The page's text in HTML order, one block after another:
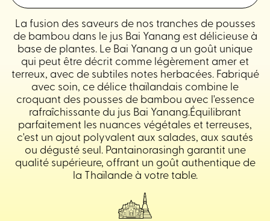
La fusion des saveurs de nos tranches de pousses
de bambou dans le jus Bai Yanang est délicieuse à
base de plantes. Le Bai Yanang a un goût unique
qui peut être décrit comme légèrement amer et
terreux, avec de subtiles notes herbacées. Fabriqué
avec soin, ce délice thaïlandais combine le
croquant des pousses de bambou avec l'essence
rafraîchissante du jus Bai Yanang.Équilibrant
parfaitement les nuances végétales et terreuses,
c'est un ajout polyvalent aux salades, aux sautés
ou dégusté seul. Pantainorasingh garantit une
qualité supérieure, offrant un goût authentique de
la Thaïlande à votre table.